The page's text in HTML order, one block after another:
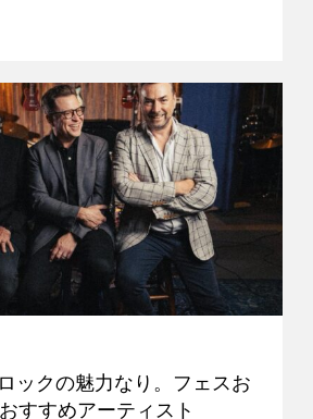
ックの魅力なり。フェスお
すすめアーティスト